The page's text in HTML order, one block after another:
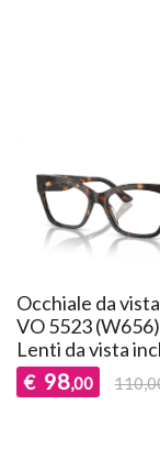
Occhiale da
VO 5523
Lenti da vista
€ 98,00